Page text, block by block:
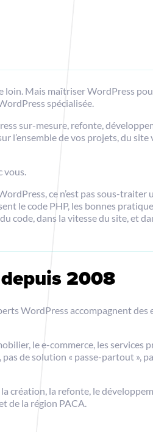
loin. Mais maîtriser WordPress
spécialisée.
sur-mesure, refonte,
l’ensemble de vos projets, du site
vous.
ce n’est pas sous-traiter
le code PHP, les bonnes
code, dans la vitesse du site, et
2008
WordPress accompagnent des
le e-commerce, les services
de solution « passe-partout »,
création, la refonte, le
de la région PACA.